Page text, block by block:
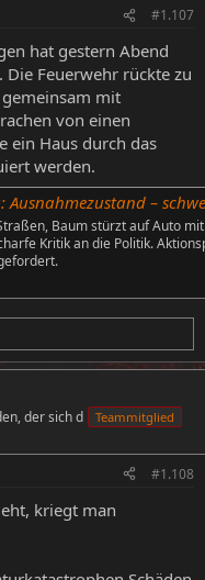
#1.107
hat gestern Abend
Feuerwehr rückte zu
mit
von einen
ein Haus durch das
werden.
– schwere Verwüstung nach
Baum stürzt auf Auto mit
Kritik an die Politik.
der sich d Teammitglied
#1.108
kriegt man